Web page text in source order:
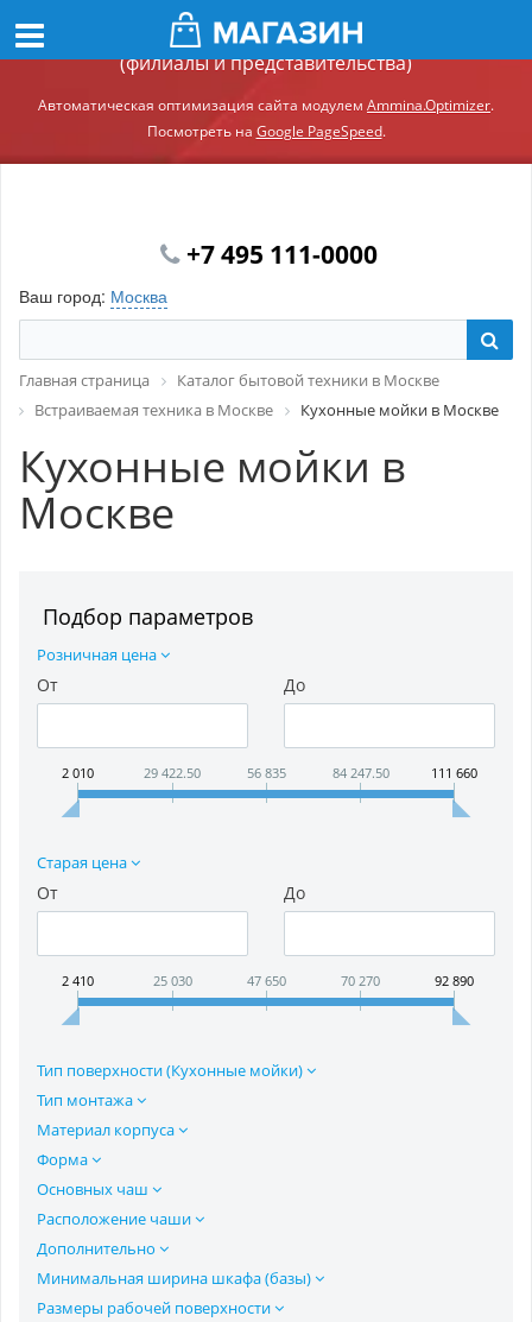
Демонстрационный сайт модуля Ammina.Регионы
(филиалы и представительства)
Автоматическая оптимизация сайта модулем Ammina.Optimizer.
Посмотреть на Google PageSpeed.
+7 495 111-0000
Ваш город: Москва
Главная страница
Каталог бытовой техники в Москве
Встраиваемая техника в Москве
Кухонные мойки в Москве
Кухонные мойки в
Москве
Подбор параметров
Розничная цена
От До
2 010 29 422.50 56 835 84 247.50 111 660
Старая цена
От До
2 410 25 030 47 650 70 270 92 890
Тип поверхности (Кухонные мойки)
Тип монтажа
Материал корпуса
Форма
Основных чаш
Расположение чаши
Дополнительно
Минимальная ширина шкафа (базы)
Размеры рабочей поверхности